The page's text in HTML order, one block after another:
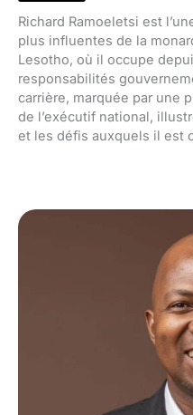
Richard Ramoeletsi est
plus influentes de la
Lesotho, où il occupe
responsabilités
carrière, marquée par une
de l’exécutif national,
et les défis auxquels il est